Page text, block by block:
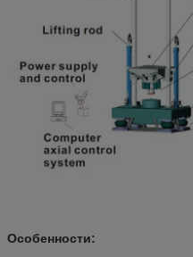
Особенности: